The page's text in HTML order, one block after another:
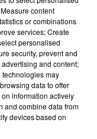
DU 10/12/25
le Cantal,
les reportages
content
or combinations
services; Create
personalised
security, prevent and
and content;
technologies may
data to offer
information actively
and combine data from
devices based on